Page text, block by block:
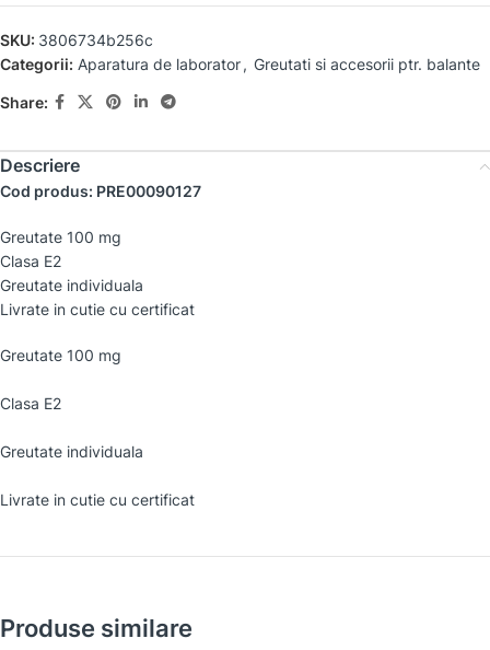
SKU: 3806734b256c
Categorii: Aparatura de laborator, Greutati si accesorii ptr. balante
Share:
Descriere
Cod produs: PRE00090127
Greutate 100 mg
Clasa E2
Greutate individuala
Livrate in cutie cu certificat
Greutate 100 mg
Clasa E2
Greutate individuala
Livrate in cutie cu certificat
Produse similare